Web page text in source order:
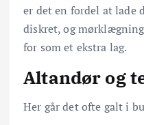
er det en fordel at lade
diskret, og
for som et ekstra lag.
Altandør og
Her går det ofte galt i